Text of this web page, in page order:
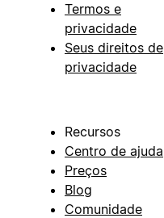
Termos e
privacidade
Seus direitos de
privacidade
Recursos
Centro de ajuda
Preços
Blog
Comunidade